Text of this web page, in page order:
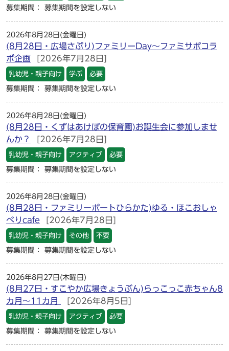
募集期間： 募集期間を設定しない
2026年8月28日(金曜日)
(8月28日・広場さぷり)ファミリーDay～ファミサポコラ
ボ企画
[2026年7月28日]
乳幼児・親子向け 学ぶ 必要
募集期間： 募集期間を設定しない
2026年8月28日(金曜日)
(8月28日・くずはあけぼの保育園)お誕生会に参加しませ
んか？
[2026年7月28日]
乳幼児・親子向け アクティブ 必要
募集期間： 募集期間を設定しない
2026年8月28日(金曜日)
(8月28日・ファミリーポートひらかた)ゆる・ほこおしゃ
べりcafe
[2026年7月28日]
乳幼児・親子向け その他 不要
募集期間： 募集期間を設定しない
2026年8月27日(木曜日)
(8月27日・すこやか広場きょうぶん)らっこっこ赤ちゃん8
カ月～11カ月
[2026年8月5日]
乳幼児・親子向け アクティブ 必要
募集期間： 募集期間を設定しない